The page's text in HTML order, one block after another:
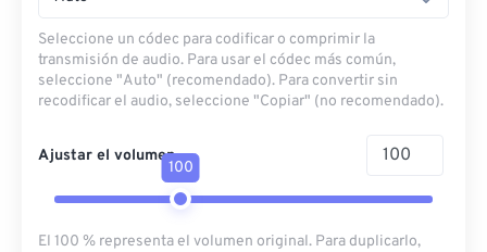
Seleccione un códec para codificar o comprimir la
transmisión de audio. Para usar el códec más común,
seleccione "Auto" (recomendado). Para convertir sin
recodificar el audio, seleccione "Copiar" (no recomendado).
Ajustar el volumen
100
El 100 % representa el volumen original. Para duplicarlo,